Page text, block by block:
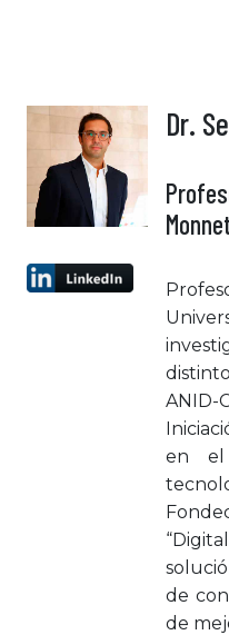
Dr.
Monnet
en el
de
de